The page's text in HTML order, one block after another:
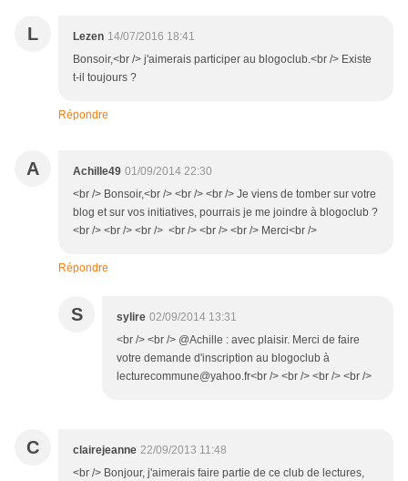
L Lezen 14/07/2016 18:41
Bonsoir,<br /> j'aimerais participer au blogoclub.<br /> Existe
t-il toujours ?
Répondre
A Achille49 01/09/2014 22:30
<br /> Bonsoir,<br /> <br /> <br /> Je viens de tomber sur votre
blog et sur vos initiatives, pourrais je me joindre à blogoclub ?
<br /> <br /> <br /> <br /> <br /> <br /> Merci<br />
Répondre
S sylire 02/09/2014 13:31
<br /> <br /> @Achille : avec plaisir. Merci de faire
votre demande d'inscription au blogoclub à
lecturecommune@yahoo.fr<br /> <br /> <br /> <br />
C clairejeanne 22/09/2013 11:48
<br /> Bonjour, j'aimerais faire partie de ce club de lectures,